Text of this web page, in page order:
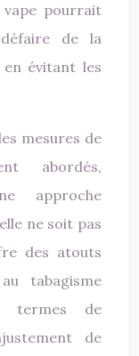
pourrait
de la
évitant les
mesures de
abordés,
approche
ne soit pas
des atouts
tabagisme
termes de
de